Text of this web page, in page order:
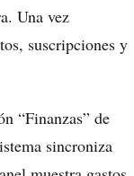
Una vez
suscripciones y
“Finanzas” de
sincroniza